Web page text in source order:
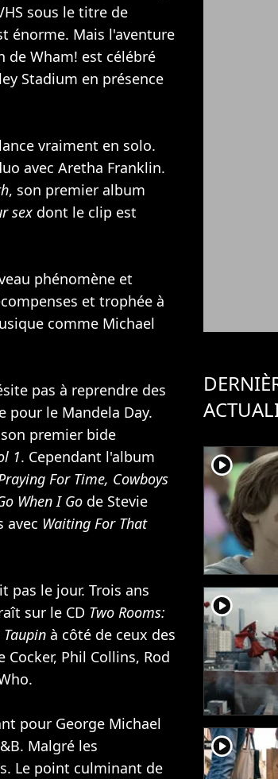
sous le titre de
énorme. Mais l'aventure
de Wham! est célébré
Stadium en présence
vraiment en solo.
avec Aretha Franklin.
, son premier album
sex dont le clip est
phénomène et
et trophée à
comme Michael
pas à reprendre des
pour le Mandela Day.
premier bide
1. Cependant l'album
For Time, Cowboys
When I Go de Stevie
avec Waiting For That
pas le jour. Trois ans
sur le CD Two Rooms:
à côté de ceux des
Cocker, Phil Collins, Rod
pour George Michael
Malgré les
Le point culminant de
player2
player2
player2